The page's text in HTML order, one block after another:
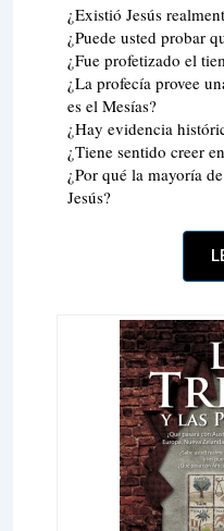
¿Existió Jesús
¿Puede usted probar
¿Fue profetizado el
¿La profecía provee
es el Mesías?
¿Hay evidencia
¿Tiene sentido creer
¿Por qué la mayoría
Jesús?